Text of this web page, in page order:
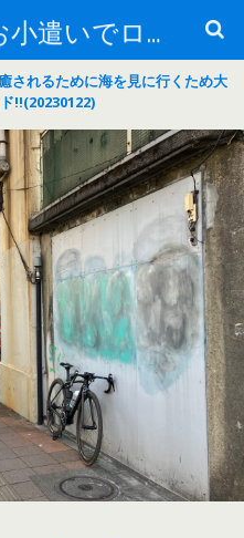
月30,000円のお小遣いでロードバイク
されるために海を見に行くため大
‼(20230122)